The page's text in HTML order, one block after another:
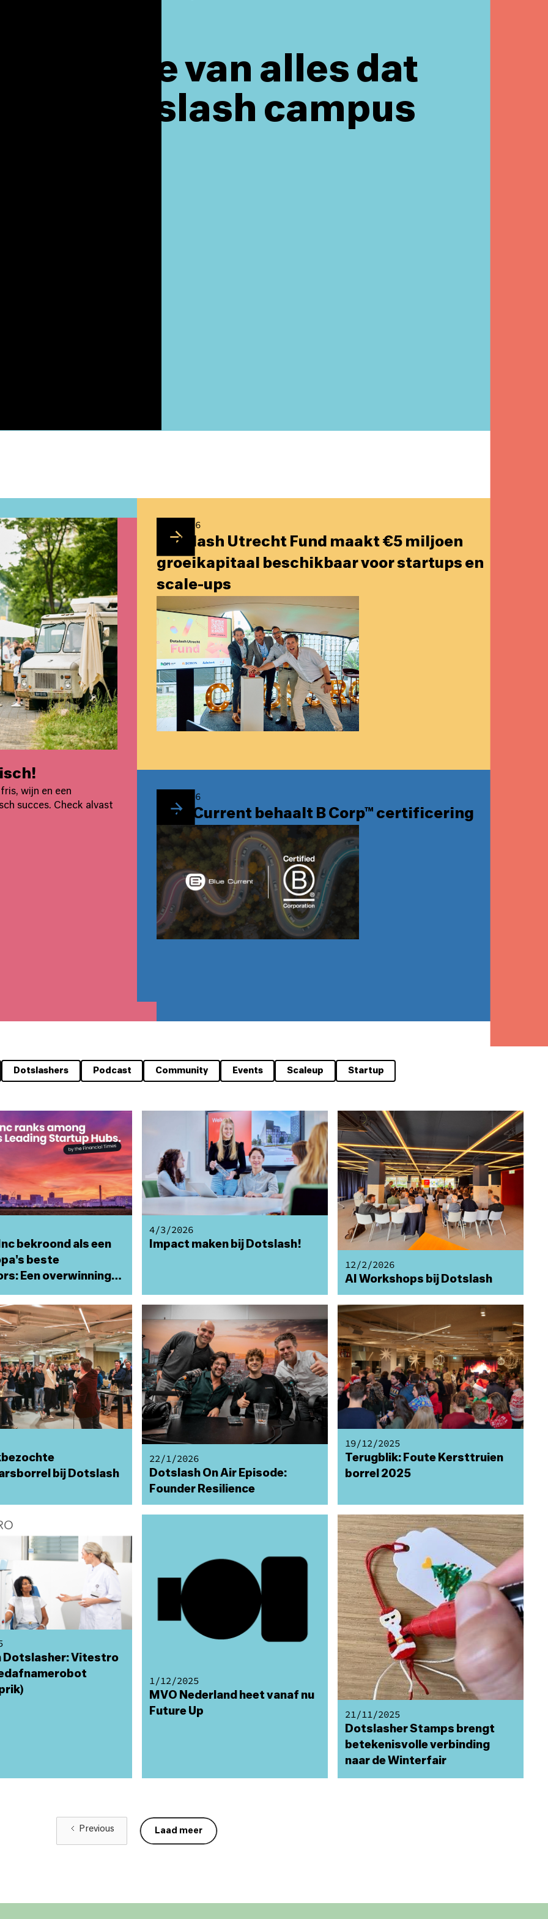
hoogte van alles dat
de Dotslash campus
wijn en een
succes. Check alvast
8/7/2026
Dotslash Utrecht Fund maakt €5 miljoen
groeikapitaal beschikbaar voor startups en
scale-ups
1/7/2026
Blue Current behaalt B Corp™ certificering
Dotslashers Podcast Community Events Scaleup Startup
bekroond als een
beste
Een overwinning
4/3/2026
Impact maken bij Dotslash!
12/2/2026
AI Workshops bij Dotslash
bij Dotslash
22/1/2026
Dotslash On Air Episode:
Founder Resilience
19/12/2025
Terugblik: Foute Kersttruien
borrel 2025
Dotslasher: Vitestro
1/12/2025
MVO Nederland heet vanaf nu
Future Up
21/11/2025
Dotslasher Stamps brengt
betekenisvolle verbinding
naar de Winterfair
Previous Laad meer